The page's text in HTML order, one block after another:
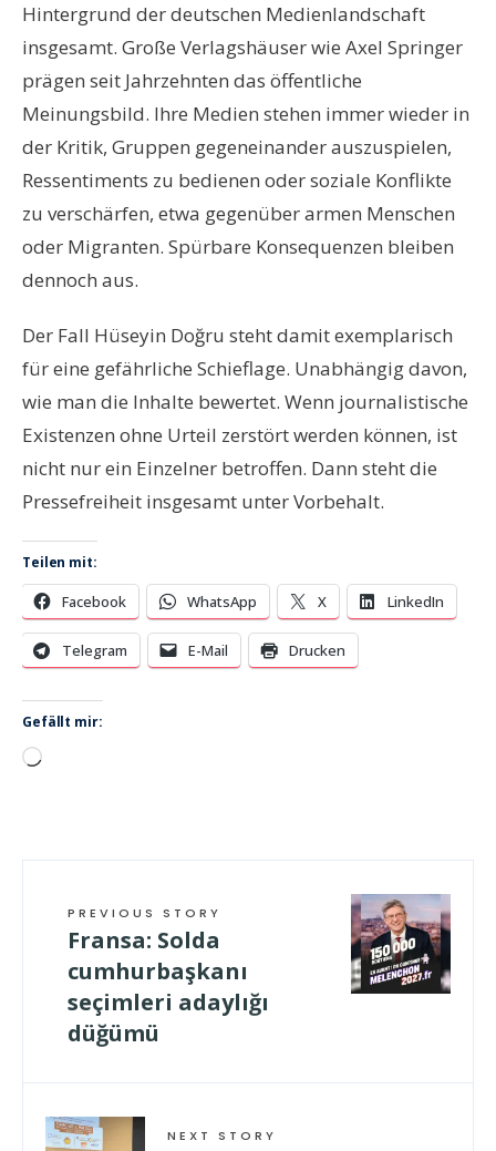
Hintergrund der deutschen Medienlandschaft
insgesamt. Große Verlagshäuser wie Axel Springer
prägen seit Jahrzehnten das öffentliche
Meinungsbild. Ihre Medien stehen immer wieder in
der Kritik, Gruppen gegeneinander auszuspielen,
Ressentiments zu bedienen oder soziale Konflikte
zu verschärfen, etwa gegenüber armen Menschen
oder Migranten. Spürbare Konsequenzen bleiben
dennoch aus.
Der Fall Hüseyin Doğru steht damit exemplarisch
für eine gefährliche Schieflage. Unabhängig davon,
wie man die Inhalte bewertet. Wenn journalistische
Existenzen ohne Urteil zerstört werden können, ist
nicht nur ein Einzelner betroffen. Dann steht die
Pressefreiheit insgesamt unter Vorbehalt.
Teilen mit:
Facebook WhatsApp X LinkedIn
Telegram E-Mail Drucken
Gefällt mir:
Wird
PREVIOUS STORY
Fransa: Solda
cumhurbaşkanı
seçimleri adaylığı
düğümü
NEXT STORY